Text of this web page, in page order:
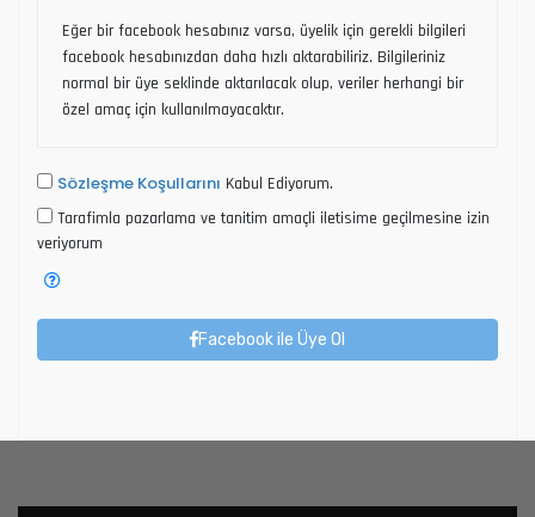
Eğer bir facebook hesabınız varsa, üyelik için gerekli bilgileri
facebook hesabınızdan daha hızlı aktarabiliriz. Bilgileriniz
normal bir üye seklinde aktarılacak olup, veriler herhangi bir
özel amaç için kullanılmayacaktır.
Sözleşme Koşullarını Kabul Ediyorum.
Tarafimla pazarlama ve tanitim amaçli iletisime geçilmesine izin
veriyorum
Facebook ile Üye Ol